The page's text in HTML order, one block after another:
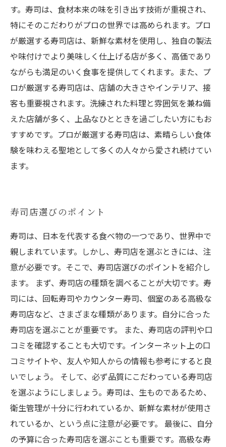
す。寿司は、食材本来の味を引き出す技術が重視され、
特にそのこだわりがプロの世界では高められます。プロ
が厳選する寿司店は、新鮮な素材を使用し、独自の製法
や味付けでより美味しく仕上げる店が多く、高価であり
ながらも満足のいく食事を提供してくれます。また、プ
ロが厳選する寿司店は、店舗の大きさやインテリア、接
客も重要視されます。洗練された料理と雰囲気を兼ね備
えた店舗が多く、上品なひとときを過ごしたい方にもお
すすめです。プロが厳選する寿司店は、素晴らしい食体
験を味わえる聖地として多くの人々から愛され続けてい
ます。
寿司店選びのポイント
寿司は、日本を代表する食べ物の一つであり、世界中で
親しまれています。しかし、寿司店を選ぶときには、注
意が必要です。そこで、寿司店選びのポイントを紹介し
ます。 まず、寿司店の種類を調べることが大切です。寿
司には、回転寿司やカウンター寿司、個室のある高級な
寿司店など、さまざまな種類があります。自分に合った
寿司店を選ぶことが重要です。 また、寿司店の評判や口
コミを確認することも大切です。インターネット上の口
コミサイトや、友人や知人からの情報も参考にすると良
いでしょう。 そして、必ず品質にこだわっている寿司店
を選ぶようにしましょう。寿司は、生ものであるため、
衛生管理が十分に行われているか、新鮮な素材が使用さ
れているか、という点に注意が必要です。 最後に、自分
の予算に合った寿司店を選ぶことも重要です。高級な寿